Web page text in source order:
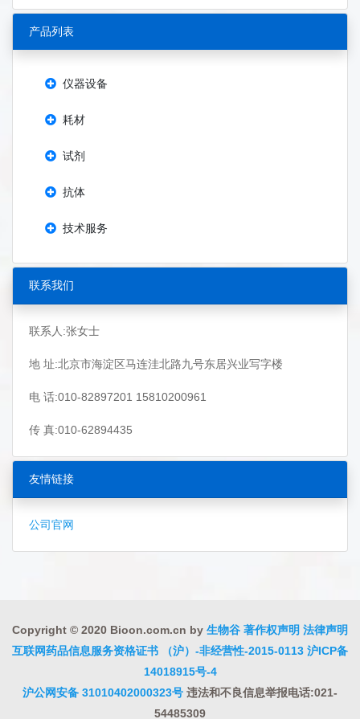
产品列表
仪器设备
耗材
试剂
抗体
技术服务
联系我们
联系人:张女士
地 址:北京市海淀区马连洼北路九号东居兴业写字楼
电 话:010-82897201 15810200961
传 真:010-62894435
友情链接
公司官网
Copyright © 2020 Bioon.com.cn by 生物谷 著作权声明 法律声明
互联网药品信息服务资格证书 （沪）-非经营性-2015-0113 沪ICP备
14018915号-4
沪公网安备 31010402000323号 违法和不良信息举报电话:021-
54485309